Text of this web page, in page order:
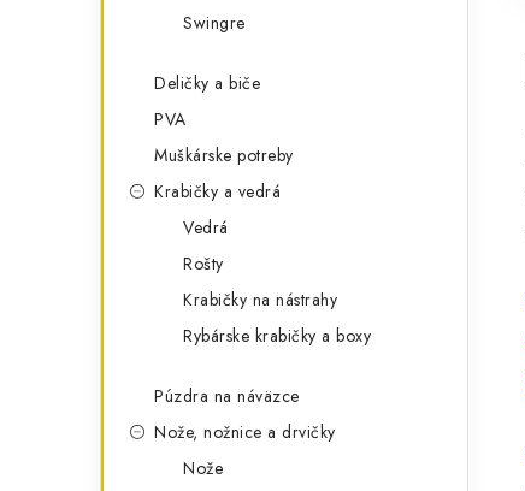
Swingre
Deličky a biče
PVA
Muškárske potreby
Krabičky a vedrá
Vedrá
Rošty
Krabičky na nástrahy
Rybárske krabičky a boxy
Púzdra na náväzce
Nože, nožnice a drvičky
Nože